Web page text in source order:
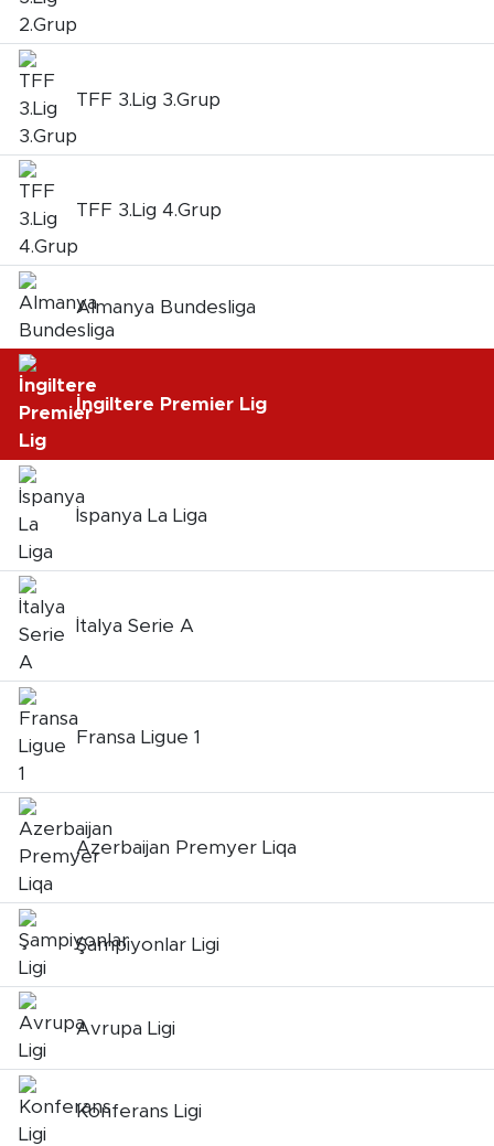
TFF 3.Lig 3.Grup
TFF 3.Lig 4.Grup
Almanya Bundesliga
İngiltere Premier Lig
İspanya La Liga
İtalya Serie A
Fransa Ligue 1
Azerbaijan Premyer Liqa
Şampiyonlar Ligi
Avrupa Ligi
Konferans Ligi